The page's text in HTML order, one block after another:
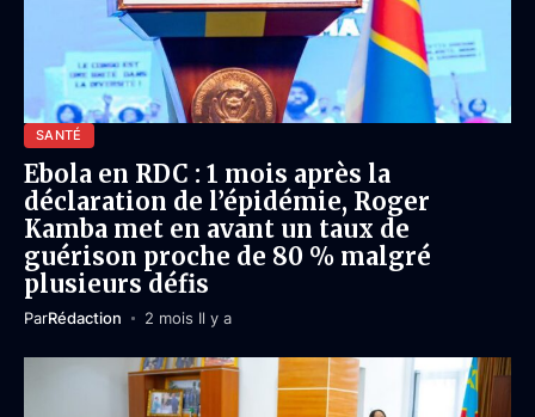
SANTÉ
Ebola en RDC : 1 mois après la
déclaration de l’épidémie, Roger
Kamba met en avant un taux de
guérison proche de 80 % malgré
plusieurs défis
ParRédaction 2 mois Il y a